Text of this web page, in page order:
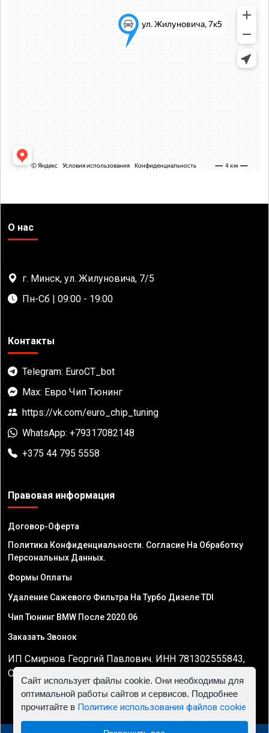
О нас
г. Минск, ул. Жилуновича, 7/5
Пн-Сб | 09:00 - 19:00
Контакты
Telegram: EuroCT_bot
Max: Евро Чип Тюнинг
https://vk.com/euro_chip_tuning
WhatsApp: +79317082148
+375 44 795 5558
Правовая информация
Договор-Оферта
Политика Конфиденциальности. Согласие На Обработку
Персональных Данных.
Формы Оплаты
Удаление Сажевого Фильтра На Турбо Дизеле TDI
Чип Тюнинг BMW После 2020.06
Заказать Звонок
ИП Смирнов Георгий Павлович. ИНН 781302555843,
ОГРНИП 324470400032610
Сайт использует файлы cookie. Они необходимы для
оптимальной работы сайтов и сервисов. Подробнее
прочитайте в Политике использования файлов cookie